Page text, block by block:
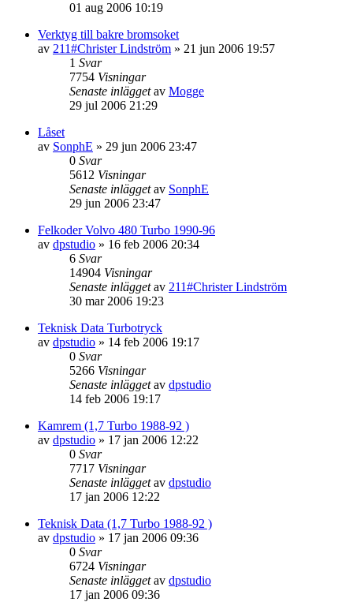
01 aug 2006 10:19
Verktyg till bakre bromsoket
av 211#Christer Lindström » 21 jun 2006 19:57
1 Svar
7754 Visningar
Senaste inläggetav Mogge
29 jul 2006 21:29
Låset
av SonphE » 29 jun 2006 23:47
0 Svar
5612 Visningar
Senaste inläggetav SonphE
29 jun 2006 23:47
Felkoder Volvo 480 Turbo 1990-96
av dpstudio » 16 feb 2006 20:34
6 Svar
14904 Visningar
Senaste inläggetav 211#Christer Lindström
30 mar 2006 19:23
Teknisk Data Turbotryck
av dpstudio » 14 feb 2006 19:17
0 Svar
5266 Visningar
Senaste inläggetav dpstudio
14 feb 2006 19:17
Kamrem (1,7 Turbo 1988-92 )
av dpstudio » 17 jan 2006 12:22
0 Svar
7717 Visningar
Senaste inläggetav dpstudio
17 jan 2006 12:22
Teknisk Data (1,7 Turbo 1988-92 )
av dpstudio » 17 jan 2006 09:36
0 Svar
6724 Visningar
Senaste inläggetav dpstudio
17 jan 2006 09:36